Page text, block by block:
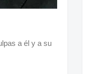
a él y a su